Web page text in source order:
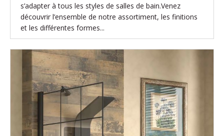
s’adapter à tous les styles de salles de bain.Venez
découvrir l’ensemble de notre assortiment, les finitions
et les différentes formes...